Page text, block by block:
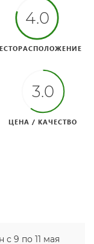
4.0
3.0
ЦЕНА / КАЧЕСТВО
9 по 11 мая